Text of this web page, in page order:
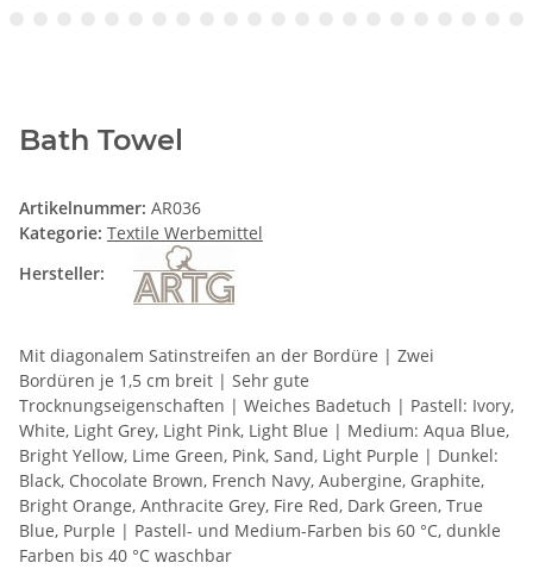
Bath Towel
Artikelnummer: AR036
Kategorie: Textile Werbemittel
Hersteller:
Mit diagonalem Satinstreifen an der Bordüre | Zwei
Bordüren je 1,5 cm breit | Sehr gute
Trocknungseigenschaften | Weiches Badetuch | Pastell: Ivory,
White, Light Grey, Light Pink, Light Blue | Medium: Aqua Blue,
Bright Yellow, Lime Green, Pink, Sand, Light Purple | Dunkel:
Black, Chocolate Brown, French Navy, Aubergine, Graphite,
Bright Orange, Anthracite Grey, Fire Red, Dark Green, True
Blue, Purple | Pastell- und Medium-Farben bis 60 °C, dunkle
Farben bis 40 °C waschbar